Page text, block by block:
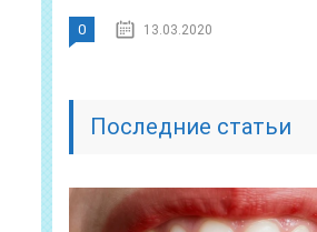
0 13.03.2020
Последние статьи